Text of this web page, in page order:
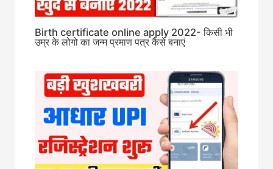
Birth certificate online apply 2022- किसी भी
उम्र के लोगो का जन्म प्रमाण पत्र कैसे बनाएं